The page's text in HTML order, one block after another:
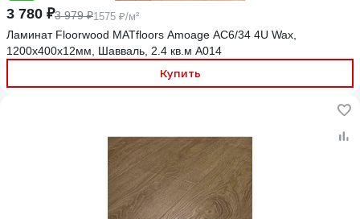
3 780 ₽3 979 ₽1575 ₽/м²
Ламинат Floorwood MATfloors Amoage АС6/34 4U Wax,
1200х400х12мм, Шавваль, 2.4 кв.м А014
Купить